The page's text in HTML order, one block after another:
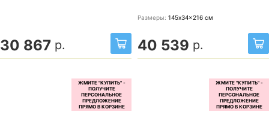
30 867 р.
Размеры: 145x34x216 см
40 539 р.